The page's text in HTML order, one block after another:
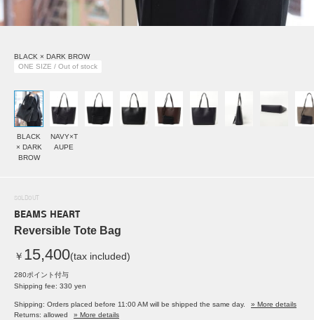
BLACK × DARK BROW
ONE SIZE / Out of stock
BLACK
× DARK
BROW
NAVY×T
AUPE
SOLDOUT
BEAMS HEART
Reversible Tote Bag
￥ 15,400(tax included)
280ポイント付与
Shipping fee: 330 yen
Shipping: Orders placed before 11:00 AM will be shipped the same day.
» More details
Returns: allowed
» More details